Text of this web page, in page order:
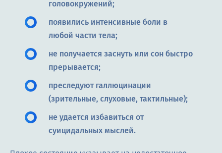
головокружений;
появились интенсивные боли в
любой части тела;
не получается заснуть или сон быстро
прерывается;
преследуют галлюцинации
(зрительные, слуховые, тактильные);
не удается избавиться от
суицидальных мыслей.